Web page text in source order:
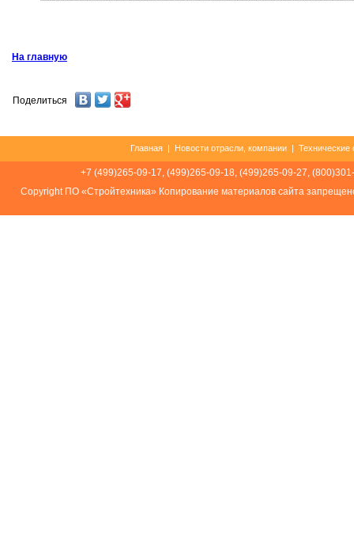
На главную
Поделиться
Главная | Новости отрасли, компании | Технические
+7 (499)265-09-17, (499)265-09-18, (499)265-09-27,
Соpуright ПО «Стройтехника» Копирование материалов сайта